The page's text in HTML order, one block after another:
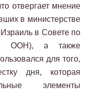
отвергает мнение
в министерстве
в Совете по
ООН), а также
для того,
дня, которая
элементы